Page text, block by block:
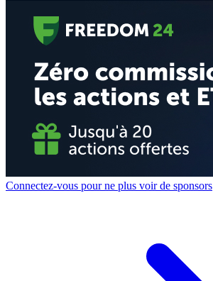
Connectez-vous pour ne plus voir de sponsors